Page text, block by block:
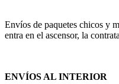
Envíos de paquetes chicos y
entra en el ascensor, la
ENVÍOS AL INTERIOR